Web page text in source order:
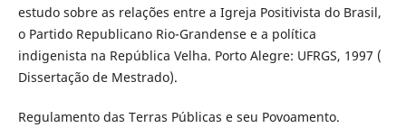
estudo sobre as relações entre a Igreja Positivista do Brasil,
o Partido Republicano Rio-Grandense e a política
indigenista na República Velha. Porto Alegre: UFRGS, 1997 (
Dissertação de Mestrado).
Regulamento das Terras Públicas e seu Povoamento.